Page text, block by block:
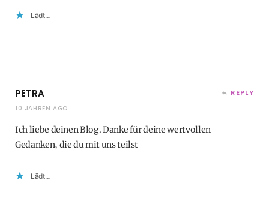
Lädt…
PETRA
10 JAHREN AGO
REPLY
Ich liebe deinen Blog. Danke für deine wertvollen
Gedanken, die du mit uns teilst
Lädt…